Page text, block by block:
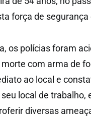
força de
os polícias foram
com arma de
ao local e
local de
diversas